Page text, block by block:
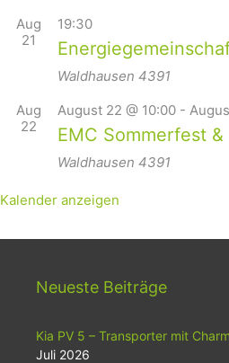
Aug
21
19:30
Waldhausen 4391
Aug
22
August 22 @ 10:00 -
EMC Sommerfest
Waldhausen 4391
Kalender anzeigen
Neueste Beiträge
Kia PV 5 – Transporter mit
Juli 2026